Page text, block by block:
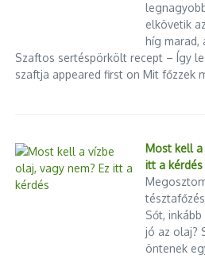
elkövetik
híg marad,
Szaftos sertéspörkölt recept – Így
szaftja appeared first on Mit főzzek
Most kell a
itt a kérdés
Sőt,
jó az olaj?
öntenek